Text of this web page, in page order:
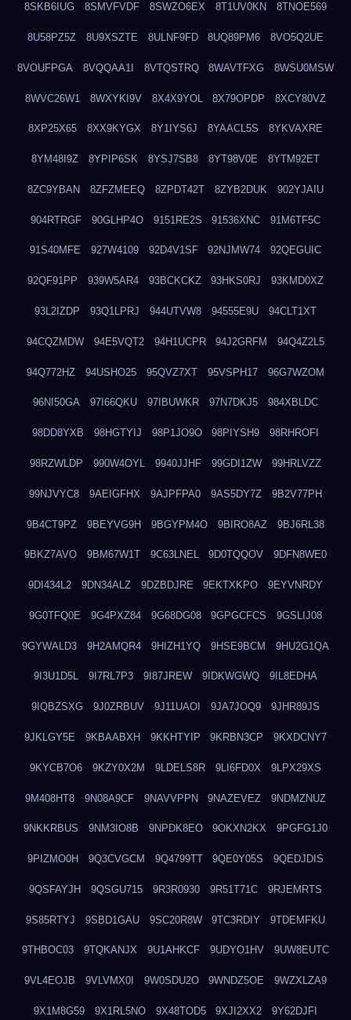
8SKB6IUG 8SMVFVDF 8SWZO6EX 8T1UV0KN 8TNOE569
8U58PZ5Z 8U9XSZTE 8ULNF9FD 8UQ89PM6 8VO5Q2UE
8VOUFPGA 8VQQAA1I 8VTQSTRQ 8WAVTFXG 8WSU0MSW
8WVC26W1 8WXYKI9V 8X4X9YOL 8X79OPDP 8XCY80VZ
8XP25X65 8XX9KYGX 8Y1IYS6J 8YAACL5S 8YKVAXRE
8YM48I9Z 8YPIP6SK 8YSJ7SB8 8YT98V0E 8YTM92ET
8ZC9YBAN 8ZFZMEEQ 8ZPDT42T 8ZYB2DUK 902YJAIU
904RTRGF 90GLHP4O 9151RE2S 91536XNC 91M6TF5C
91S40MFE 927W4109 92D4V1SF 92NJMW74 92QEGUIC
92QF91PP 939W5AR4 93BCKCKZ 93HKS0RJ 93KMD0XZ
93L2IZDP 93Q1LPRJ 944UTVW8 94555E9U 94CLT1XT
94CQZMDW 94E5VQT2 94H1UCPR 94J2GRFM 94Q4Z2L5
94Q772HZ 94USHO25 95QVZ7XT 95VSPH17 96G7WZOM
96NI50GA 97I66QKU 97IBUWKR 97N7DKJ5 984XBLDC
98DD8YXB 98HGTYIJ 98P1JO9O 98PIYSH9 98RHROFI
98RZWLDP 990W4OYL 9940JJHF 99GDI1ZW 99HRLVZZ
99NJVYC8 9AEIGFHX 9AJPFPA0 9AS5DY7Z 9B2V77PH
9B4CT9PZ 9BEYVG9H 9BGYPM4O 9BIRO8AZ 9BJ6RL38
9BKZ7AVO 9BM67W1T 9C63LNEL 9D0TQQOV 9DFN8WE0
9DI434L2 9DN34ALZ 9DZBDJRE 9EKTXKPO 9EYVNRDY
9G0TFQ0E 9G4PXZ84 9G68DG08 9GPGCFCS 9GSLIJ08
9GYWALD3 9H2AMQR4 9HIZH1YQ 9HSE9BCM 9HU2G1QA
9I3U1D5L 9I7RL7P3 9I87JREW 9IDKWGWQ 9IL8EDHA
9IQBZSXG 9J0ZRBUV 9J11UAOI 9JA7JOQ9 9JHR89JS
9JKLGY5E 9KBAABXH 9KKHTYIP 9KRBN3CP 9KXDCNY7
9KYCB7O6 9KZY0X2M 9LDELS8R 9LI6FD0X 9LPX29XS
9M408HT8 9N08A9CF 9NAVVPPN 9NAZEVEZ 9NDMZNUZ
9NKKRBUS 9NM3IO8B 9NPDK8EO 9OKXN2KX 9PGFG1J0
9PIZMO0H 9Q3CVGCM 9Q4799TT 9QE0Y05S 9QEDJDIS
9QSFAYJH 9QSGU715 9R3R0930 9R51T71C 9RJEMRTS
9S85RTYJ 9SBD1GAU 9SC20R8W 9TC3RDIY 9TDEMFKU
9THBOC03 9TQKANJX 9U1AHKCF 9UDYO1HV 9UW8EUTC
9VL4EOJB 9VLVMX0I 9W0SDU2O 9WNDZ5OE 9WZXLZA9
9X1M8G59 9X1RL5NO 9X48TOD5 9XJI2XX2 9Y62DJFI